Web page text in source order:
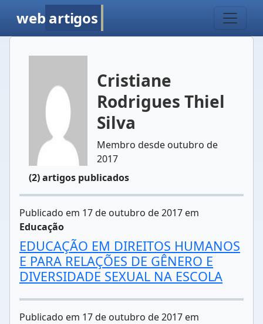
web artigos
Cristiane
Rodrigues Thiel
Silva
Membro desde outubro de
2017
(2) artigos publicados
Publicado em 17 de outubro de 2017 em
Educação
EDUCAÇÃO EM DIREITOS HUMANOS
E PARA RELAÇÕES DE GÊNERO E
DIVERSIDADE SEXUAL NA ESCOLA
Publicado em 17 de outubro de 2017 em